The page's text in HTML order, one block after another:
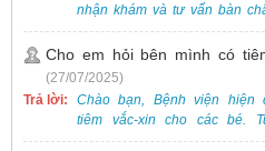
nhận khám và tư vấn bàn
bẹt cho trẻ em, bao gồm cả
tuổi. Bạn có thể đưa bé
Khoa Khám bệnh của bệnh
để được bác sĩ chuyên
thăm khám. Ngoài ra, để
tiện hơn, bạn có thể đặt
Cho em hỏi bên mình có
(27/07/2025)
Trả lời:
Chào bạn, Bệnh viện hiện
tiêm vắc-xin cho các bé.
nhiên, các loại vắc-xin thường